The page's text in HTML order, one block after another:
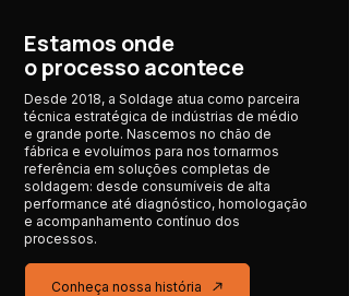
Estamos onde
o processo acontece
Desde 2018, a Soldage atua como parceira
técnica estratégica de indústrias de médio
e grande porte. Nascemos no chão de
fábrica e evoluímos para nos tornarmos
referência em soluções completas de
soldagem: desde consumíveis de alta
performance até diagnóstico, homologação
e acompanhamento contínuo dos
processos.
Conheça nossa história